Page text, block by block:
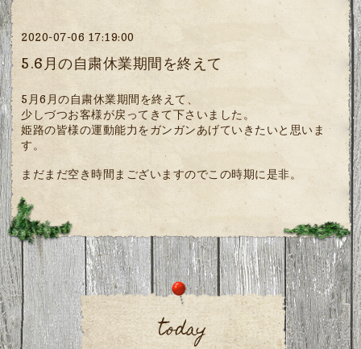
2020-07-06 17:19:00
5.6月の自粛休業期間を終えて
5月6月の自粛休業期間を終えて、
少しづつお客様が戻ってきて下さいました。
姫路の皆様の運動能力をガンガンあげていきたいと思いま
す。
まだまだ空き時間まございますのでこの時期に是非。
today